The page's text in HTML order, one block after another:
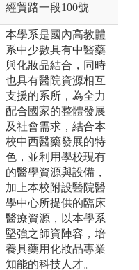
經貿路一段100號
本學系是國內高教體
系中少數具有中醫藥
與化妝品結合，同時
也具有醫院資源相互
支援的系所，為全力
配合國家的整體發展
及社會需求，結合本
校中西醫藥發展的特
色，並利用學校現有
的醫學資源與設備，
加上本校附設醫院醫
學中心所提供的臨床
醫療資源，以本學系
堅強之師資陣容，培
養具藥用化妝品專業
知能的科技人才。